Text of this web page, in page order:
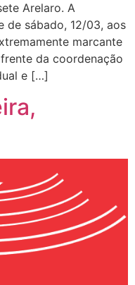
Arelaro. A
de sábado, 12/03, aos
marcante
da coordenação
e […]